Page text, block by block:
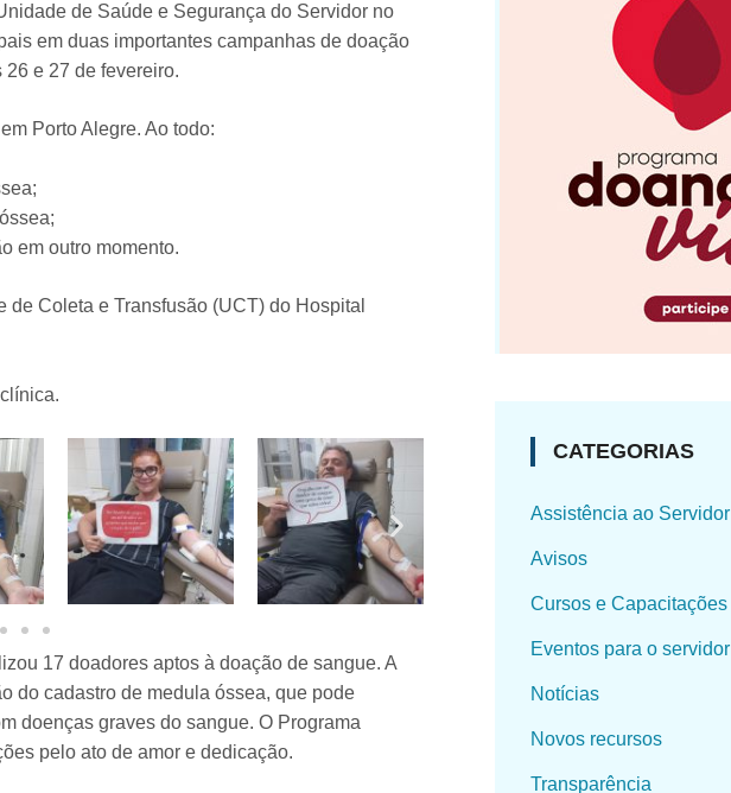
de Saúde e Segurança do Servidor no
em duas importantes campanhas de doação
e 27 de fevereiro.
Porto Alegre. Ao todo:
em outro momento.
Coleta e Transfusão (UCT) do Hospital
17 doadores aptos à doação de sangue. A
do cadastro de medula óssea, que pode
doenças graves do sangue. O Programa
pelo ato de amor e dedicação.
CATEGORIAS
Assistência ao Servidor
Avisos
Cursos e Capacitações
Eventos para o servidor
Notícias
Novos recursos
Transparência